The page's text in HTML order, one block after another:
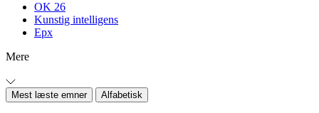
OK 26
Kunstig intelligens
Epx
Mere
Mest læste emner Alfabetisk